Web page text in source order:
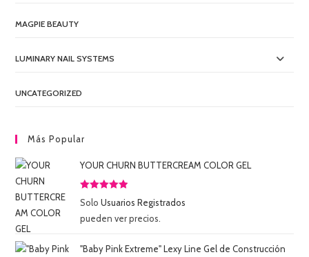
MAGPIE BEAUTY
LUMINARY NAIL SYSTEMS
UNCATEGORIZED
Más Popular
YOUR CHURN BUTTERCREAM COLOR GEL
Valorado
5.00
5
SoloUsuarios Registrados
pueden ver precios.
"Baby Pink Extreme" Lexy Line Gel de Construcción